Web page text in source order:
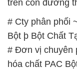
trên con đường
# Cty phân phối
Bột þ Bột Chất
# Đơn vị chuyên
hóa chất PAC